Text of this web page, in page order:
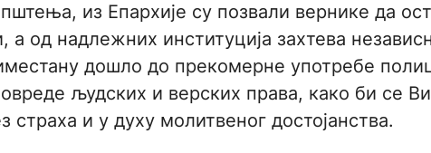
из Епархије су позвали вернике да
а од надлежних институција захтева
дошло до прекомерне употребе
људских и верских права, како би се
страха и у духу молитвеног достојанства.